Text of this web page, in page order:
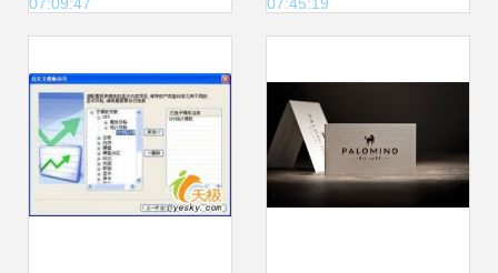
米战投亦显露出场
身影——IT桔子周